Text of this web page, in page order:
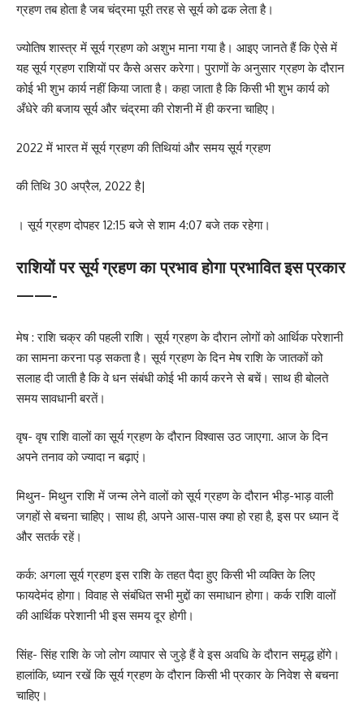
ग्रहण तब होता है जब चंद्रमा पूरी तरह से सूर्य को ढक लेता है।
ज्योतिष शास्त्र में सूर्य ग्रहण को अशुभ माना गया है। आइए जानते हैं कि ऐसे में
यह सूर्य ग्रहण राशियों पर कैसे असर करेगा। पुराणों के अनुसार ग्रहण के दौरान
कोई भी शुभ कार्य नहीं किया जाता है। कहा जाता है कि किसी भी शुभ कार्य को
अँधेरे की बजाय सूर्य और चंद्रमा की रोशनी में ही करना चाहिए।
2022 में भारत में सूर्य ग्रहण की तिथियां और समय सूर्य ग्रहण
की तिथि 30 अप्रैल, 2022 है|
। सूर्य ग्रहण दोपहर 12:15 बजे से शाम 4:07 बजे तक रहेगा।
राशियों पर सूर्य ग्रहण का प्रभाव होगा प्रभावित इस प्रकार
——-
मेष : राशि चक्र की पहली राशि। सूर्य ग्रहण के दौरान लोगों को आर्थिक परेशानी
का सामना करना पड़ सकता है। सूर्य ग्रहण के दिन मेष राशि के जातकों को
सलाह दी जाती है कि वे धन संबंधी कोई भी कार्य करने से बचें। साथ ही बोलते
समय सावधानी बरतें।
वृष- वृष राशि वालों का सूर्य ग्रहण के दौरान विश्वास उठ जाएगा. आज के दिन
अपने तनाव को ज्यादा न बढ़ाएं।
मिथुन- मिथुन राशि में जन्म लेने वालों को सूर्य ग्रहण के दौरान भीड़-भाड़ वाली
जगहों से बचना चाहिए। साथ ही, अपने आस-पास क्या हो रहा है, इस पर ध्यान दें
और सतर्क रहें।
कर्क: अगला सूर्य ग्रहण इस राशि के तहत पैदा हुए किसी भी व्यक्ति के लिए
फायदेमंद होगा। विवाह से संबंधित सभी मुद्दों का समाधान होगा। कर्क राशि वालों
की आर्थिक परेशानी भी इस समय दूर होगी।
सिंह- सिंह राशि के जो लोग व्यापार से जुड़े हैं वे इस अवधि के दौरान समृद्ध होंगे।
हालांकि, ध्यान रखें कि सूर्य ग्रहण के दौरान किसी भी प्रकार के निवेश से बचना
चाहिए।